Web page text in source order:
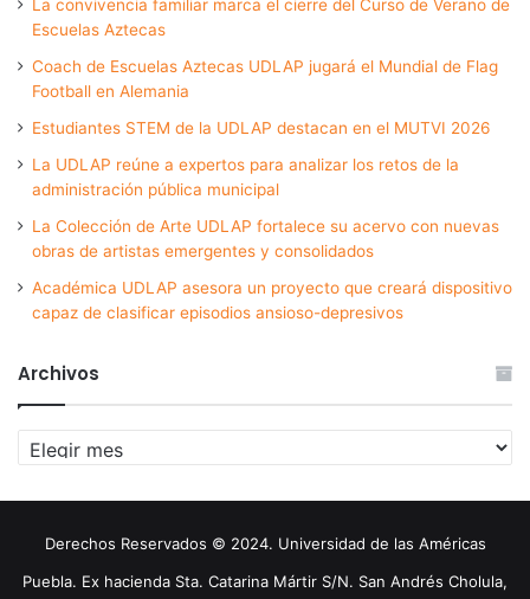
La convivencia familiar marca el cierre del Curso de Verano de
Escuelas Aztecas
Coach de Escuelas Aztecas UDLAP jugará el Mundial de Flag
Football en Alemania
Estudiantes STEM de la UDLAP destacan en el MUTVI 2026
La UDLAP reúne a expertos para analizar los retos de la
administración pública municipal
La Colección de Arte UDLAP fortalece su acervo con nuevas
obras de artistas emergentes y consolidados
Académica UDLAP asesora un proyecto que creará dispositivo
capaz de clasificar episodios ansioso-depresivos
Archivos
Archivos
Derechos Reservados © 2024. Universidad de las Américas
Puebla. Ex hacienda Sta. Catarina Mártir S/N. San Andrés Cholula,